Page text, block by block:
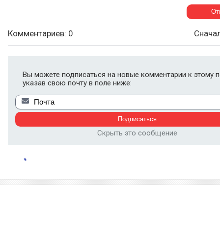
Комментариев: 0
Вы можете подписаться на новые комментарии к этому
указав свою почту в поле ниже:
Скрыть это сообщение